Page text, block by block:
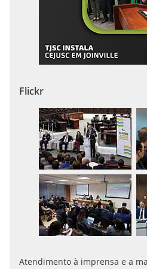
Flickr
Atendimento à imprensa e a